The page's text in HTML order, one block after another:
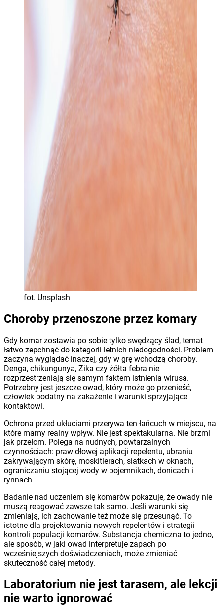
fot. Unsplash
Choroby przenoszone przez komary
Gdy komar zostawia po sobie tylko swędzący ślad, temat
łatwo zepchnąć do kategorii letnich niedogodności. Problem
zaczyna wyglądać inaczej, gdy w grę wchodzą choroby.
Denga, chikungunya, Zika czy żółta febra nie
rozprzestrzeniają się samym faktem istnienia wirusa.
Potrzebny jest jeszcze owad, który może go przenieść,
człowiek podatny na zakażenie i warunki sprzyjające
kontaktowi.
Ochrona przed ukłuciami przerywa ten łańcuch w miejscu, na
które mamy realny wpływ. Nie jest spektakularna. Nie brzmi
jak przełom. Polega na nudnych, powtarzalnych
czynnościach: prawidłowej aplikacji repelentu, ubraniu
zakrywającym skórę, moskitierach, siatkach w oknach,
ograniczaniu stojącej wody w pojemnikach, donicach i
rynnach.
Badanie nad uczeniem się komarów pokazuje, że owady nie
muszą reagować zawsze tak samo. Jeśli warunki się
zmieniają, ich zachowanie też może się przesunąć. To
istotne dla projektowania nowych repelentów i strategii
kontroli populacji komarów. Substancja chemiczna to jedno,
ale sposób, w jaki owad interpretuje zapach po
wcześniejszych doświadczeniach, może zmieniać
skuteczność całej metody.
Laboratorium nie jest tarasem, ale lekcji
nie warto ignorować